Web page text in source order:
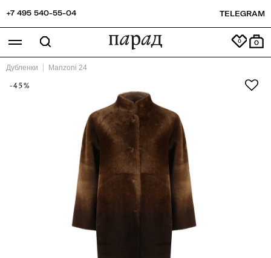
+7 495 540-55-04 TELEGRAM
0
Дубленки Manzoni 24
-45%